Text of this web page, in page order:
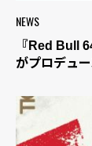
NEWS
『Red Bull
がプロデュ